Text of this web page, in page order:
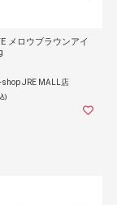
メロウブラウンアイ
JRE MALL店
)